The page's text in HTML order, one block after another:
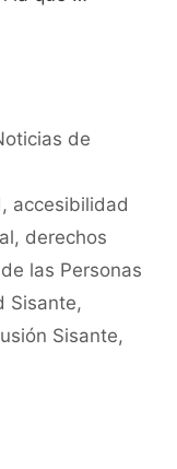
de
, accesibilidad
, derechos
las Personas
Sisante,
Sisante,